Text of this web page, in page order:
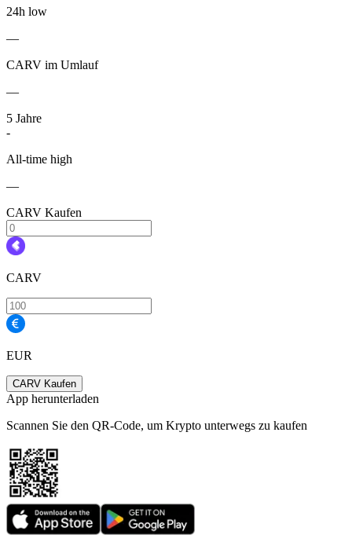
24h low
—
CARV im Umlauf
—
5 Jahre
-
All-time high
—
CARV Kaufen
CARV
EUR
CARV Kaufen
App herunterladen
Scannen Sie den QR-Code, um Krypto unterwegs zu kaufen